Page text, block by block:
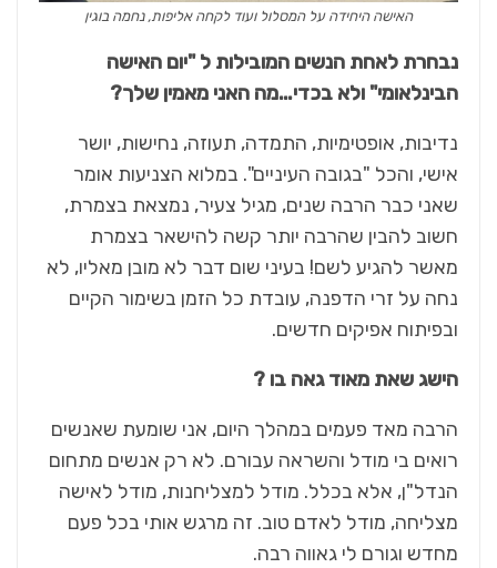
האישה היחידה על המסלול ועוד לקחה אליפות, נחמה בוגין
נבחרת לאחת הנשים המובילות ל "יום האישה
הבינלאומי" ולא בכדי…מה האני מאמין שלך?
נדיבות, אופטימיות, התמדה, תעוזה, נחישות, יושר
אישי, והכל "בגובה העיניים". במלוא הצניעות אומר
שאני כבר הרבה שנים, מגיל צעיר, נמצאת בצמרת,
חשוב להבין שהרבה יותר קשה להישאר בצמרת
מאשר להגיע לשם! בעיני שום דבר לא מובן מאליו, לא
נחה על זרי הדפנה, עובדת כל הזמן בשימור הקיים
ובפיתוח אפיקים חדשים.
הישג שאת מאוד גאה בו ?
הרבה מאד פעמים במהלך היום, אני שומעת שאנשים
רואים בי מודל והשראה עבורם. לא רק אנשים מתחום
הנדל"ן, אלא בכלל. מודל למצליחנות, מודל לאישה
מצליחה, מודל לאדם טוב. זה מרגש אותי בכל פעם
מחדש וגורם לי גאווה רבה.